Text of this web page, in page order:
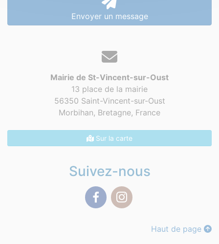
Envoyer un message
Mairie de St-Vincent-sur-Oust
13 place de la mairie
56350 Saint-Vincent-sur-Oust
Morbihan, Bretagne, France
Sur la carte
Suivez-nous
Haut de page